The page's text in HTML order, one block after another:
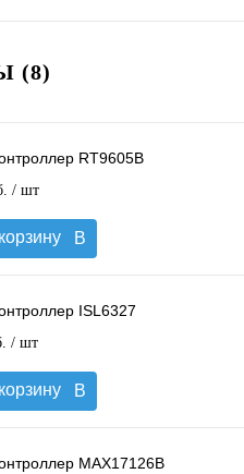
(8)
RT9605B
/ шт
В
ISL6327
/ шт
В
MAX17126B